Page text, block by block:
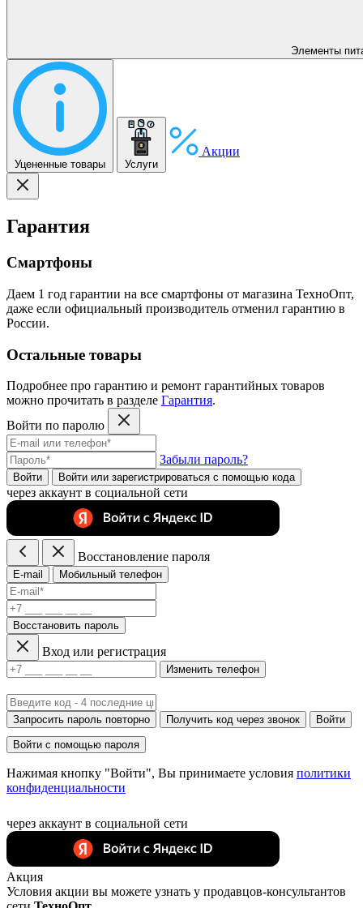
Элементы
Уцененные товары Услуги
Акции
Гарантия
Смартфоны
Даем 1 год гарантии на все смартфоны от магазина ТехноОпт,
даже если официальный производитель отменил гарантию в
России.
Остальные товары
Подробнее про гарантию и ремонт гарантийных товаров
можно прочитать в разделе Гарантия.
Войти по паролю
Забыли пароль?
Войти Войти или зарегистрироватьcя с помощью кода
через аккаунт в социальной сети
Восстановление пароля
E-mail Мобильный телефон
Восстановить пароль
Вход или регистрация
Изменить телефон
Запросить пароль повторно Получить код через звонок Войти
Войти с помощью пароля
Нажимая кнопку "Войти", Вы принимаете условия политики
конфиденциальности
через аккаунт в социальной сети
Акция
Условия акции вы можете узнать у продавцов-консультантов